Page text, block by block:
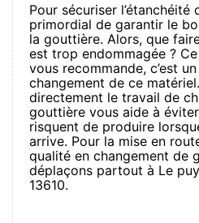
Pour sécuriser
primordial de garantir le
la gouttière. Alors, que
est trop endommagée ?
vous recommande, c’est
changement de ce
directement le travail de
gouttière vous aide à
risquent de produire
arrive. Pour la mise en
qualité en changement de
déplaçons partout à Le
13610.